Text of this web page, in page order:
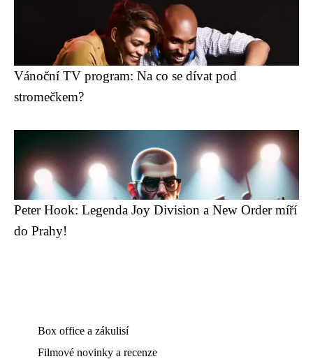
Vánoční TV program: Na co se dívat pod
stromečkem?
Peter Hook: Legenda Joy Division a New Order míří
do Prahy!
Box office a zákulisí
Filmové novinky a recenze